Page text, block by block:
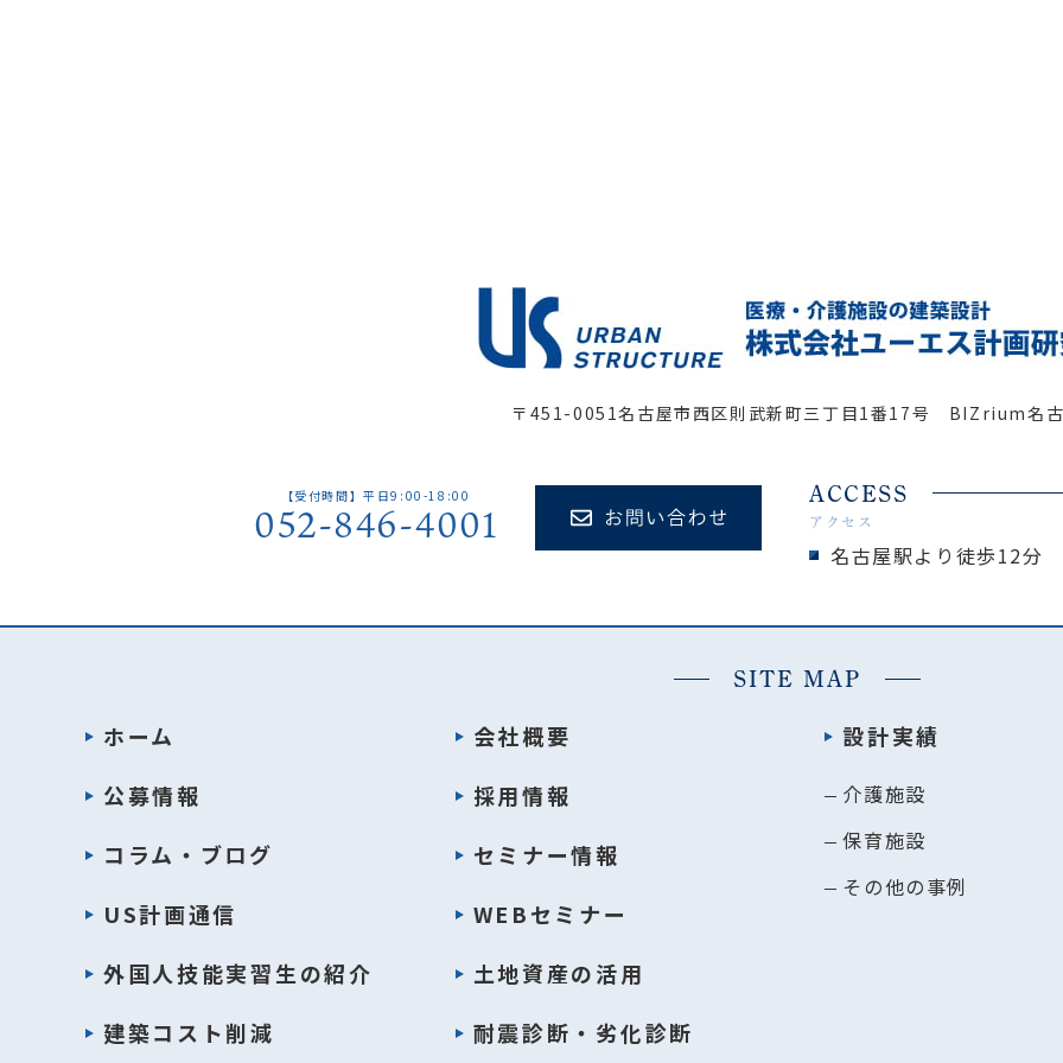
〒451-0051名古屋市西区則武新町三丁目1番17号 BIZrium名
【受付時間】平日9:00-18:00
052-846-4001
ACCESS
アクセス
名古屋駅より徒歩12分
SITE MAP
ホーム
公募情報
コラム・ブログ
US計画通信
外国人技能実習生の紹介
建築コスト削減
会社概要
採用情報
セミナー情報
WEBセミナー
土地資産の活用
耐震診断・劣化診断
設計実績
介護施設
保育施設
その他の事例